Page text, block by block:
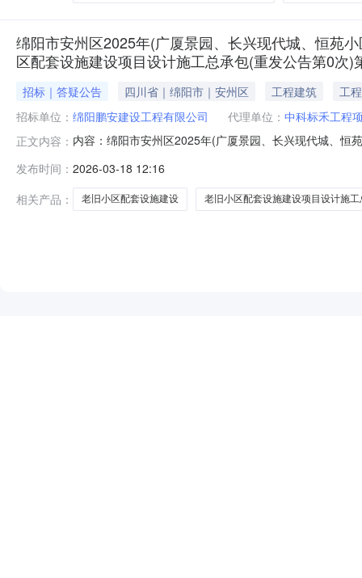
绵阳市安州区2025年(广厦景园、长兴现代城、恒苑
区配套设施建设项目设计施工总承包(重发公告第0次)
招标｜答疑公告 四川省｜绵阳市｜安州区 工程建筑
工程
招标单位： 绵阳鹏安建设工程有限公司 代理单位： 中科标禾工程
正文内容： 内容：绵阳市安州区2025年(广厦景园、长兴现代城、恒
厦景园、长兴现代城、恒苑小区)老旧小区配套设施建设
组成部分，
发布时间： 2026-03-18 12:16
相关产品：
老旧小区配套设施建设 老旧小区配套设施建设项目设计施工